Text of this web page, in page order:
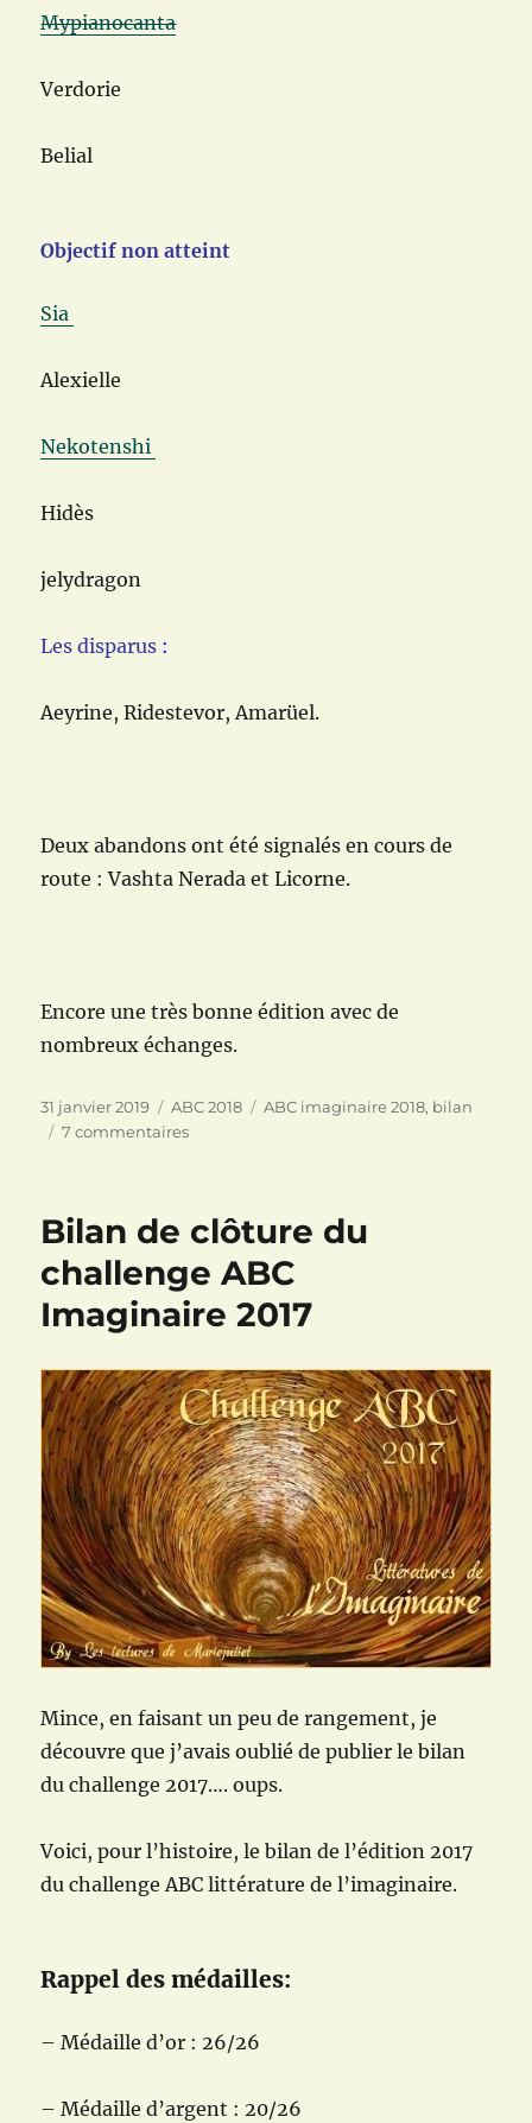
Mypianocanta
Verdorie
Belial
Objectif non atteint
Sia
Alexielle
Nekotenshi
Hidès
jelydragon
Les disparus :
Aeyrine, Ridestevor, Amarüel.
Deux abandons ont été signalés en cours de
route : Vashta Nerada et Licorne.
Encore une très bonne édition avec de
nombreux échanges.
Publié
le
31 janvier 2019 Catégories
ABC 2018 Étiquettes
ABC imaginaire 2018, bilan
7 commentairessur
de
2018
:
le
général
Bilan de clôture du
challenge ABC
Imaginaire 2017
Mince, en faisant un peu de rangement, je
découvre que j’avais oublié de publier le bilan
du challenge 2017…. oups.
Voici, pour l’histoire, le bilan de l’édition 2017
du challenge ABC littérature de l’imaginaire.
Rappel des médailles:
– Médaille d’or : 26/26
– Médaille d’argent : 20/26